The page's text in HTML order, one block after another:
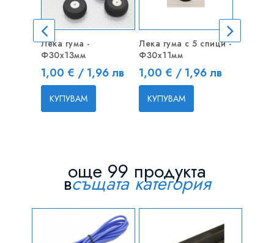
Лека гума -
Ф30x13мм
Цена
1,00 € / 1,96 лв
КУПУВАМ
Лека гума с 5 спици -
Ф30x11мм
Цена
1,00 € / 1,96 лв
КУПУВАМ
още 99 продукта
всъщата категория